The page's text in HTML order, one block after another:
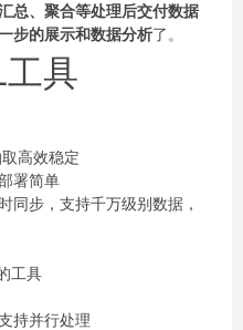
总、聚合等处理后交付数据
步的展示和数据分析了。
具
高效稳定
署简单
同步，支持千万级别数据，
工具
持并行处理